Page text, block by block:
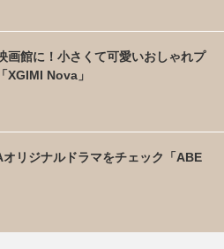
画館に！小さくて可愛いおしゃれプ
XGIMI Nova」
リジナルドラマをチェック「ABE